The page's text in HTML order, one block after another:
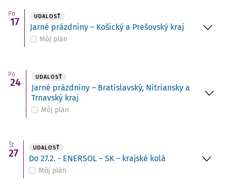
Po
17 UDALOSŤ
Jarné prázdniny – Košický a Prešovský kraj
Môj plán
Po
24 UDALOSŤ
Jarné prázdniny – Bratislavský, Nitriansky a
Trnavský kraj
Môj plán
Št
27 UDALOSŤ
Do 27.2. - ENERSOL – SK – krajské kolá
Môj plán